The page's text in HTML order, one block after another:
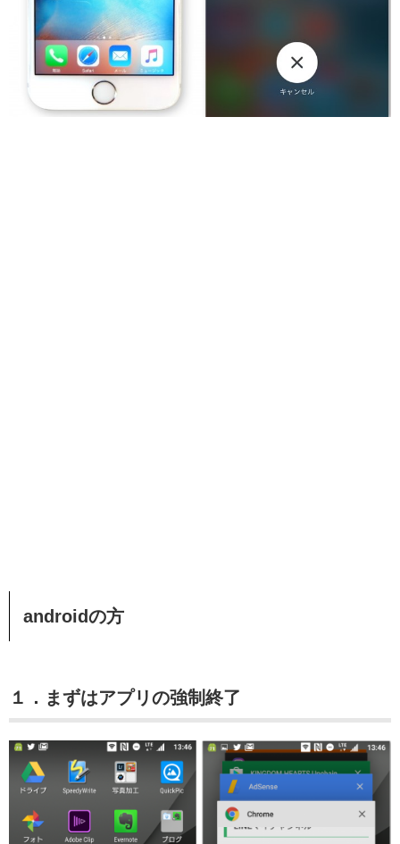
androidの方
１．まずはアプリの強制終了